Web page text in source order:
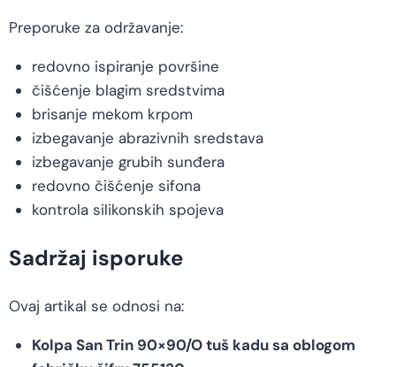
Preporuke za održavanje:
redovno ispiranje površine
čišćenje blagim sredstvima
brisanje mekom krpom
izbegavanje abrazivnih sredstava
izbegavanje grubih sunđera
redovno čišćenje sifona
kontrola silikonskih spojeva
Sadržaj isporuke
Ovaj artikal se odnosi na:
Kolpa San Trin 90×90/O tuš kadu sa oblogom